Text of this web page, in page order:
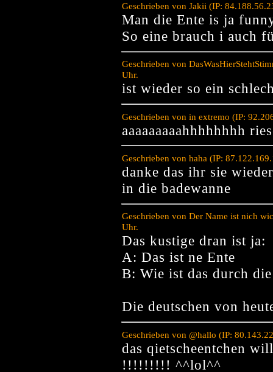
Geschrieben von Jakii (IP:
Man die Ente is ja
So eine brauch i auch
Geschrieben von
Uhr.
ist wieder so ein
Geschrieben von in extremo (IP:
aaaaaaaaahhhhhhhh
Geschrieben von haha (IP:
danke das ihr sie
in die badewanne
Geschrieben von Der Name ist nich
Uhr.
Das kustige dran ist ja:
A: Das ist ne Ente
B: Wie ist das durch
Die deutschen von
Geschrieben von @hallo (IP:
das qietscheentchen
!!!!!!!!! ^^lol^^